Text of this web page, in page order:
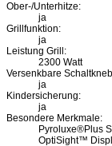
Ober-/Unterhitze:
ja
Grillfunktion:
ja
Leistung Grill:
2300 Watt
Versenkbare
ja
Kindersicherung:
ja
Besondere Merkmale:
Pyroluxe®Plus
OptiSight™